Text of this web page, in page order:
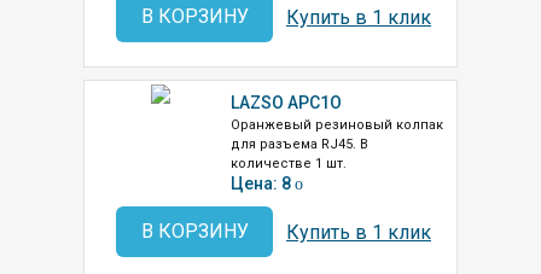
В КОРЗИНУ Купить в 1 клик
LAZSO APC1O
Оранжевый резиновый колпак
для разъема RJ45. В
количестве 1 шт.
Цена: 8 o
В КОРЗИНУ Купить в 1 клик